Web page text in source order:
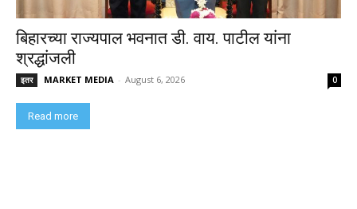
बिहारच्या राज्यपाल भवनात डी. वाय. पाटील यांना
श्रद्धांजली
इतर MARKET MEDIA - August 6, 2026 0
Read more